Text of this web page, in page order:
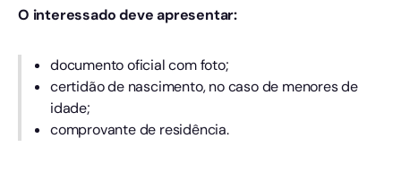
O interessado deve apresentar:
documento oficial com foto;
certidão de nascimento, no caso de menores de
idade;
comprovante de residência.